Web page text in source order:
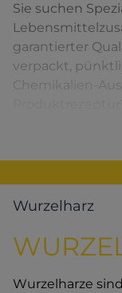
Sie suchen
garantierter
verpackt,
Chemikalien-
Lösungen für
finden Sie,
anklicken.
Wurzelharz
Wurzelharze